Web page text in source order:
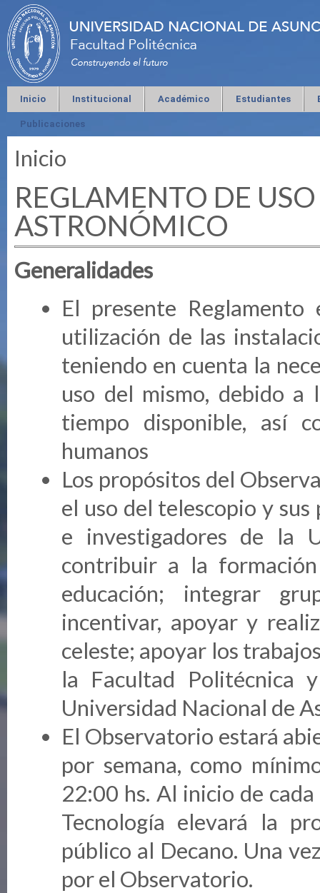
Inicio Institucional Académico Estudiantes
Publicaciones
Se encuentra usted aquí
Inicio
REGLAMENTO DE
ASTRONÓMICO
Generalidades
El presente Reglamento
utilización de las
teniendo en cuenta la
uso del mismo, debido a
tiempo disponible, así
humanos
Los propósitos del
el uso del telescopio y
e investigadores de la
contribuir a la
educación; integrar
incentivar, apoyar y
celeste; apoyar los
la Facultad Politécnica
Universidad Nacional de
El Observatorio estará
por semana, como
22:00 hs. Al inicio de
Tecnología elevará la
público al Decano. Una
por el Observatorio.